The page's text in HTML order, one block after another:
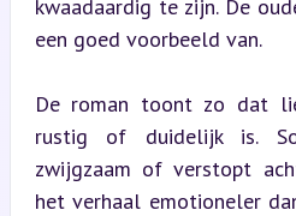
kwaadaardig te zijn. De
een goed voorbeeld van.
De roman toont zo dat
rustig of duidelijk is.
zwijgzaam of verstopt
het verhaal emotioneler